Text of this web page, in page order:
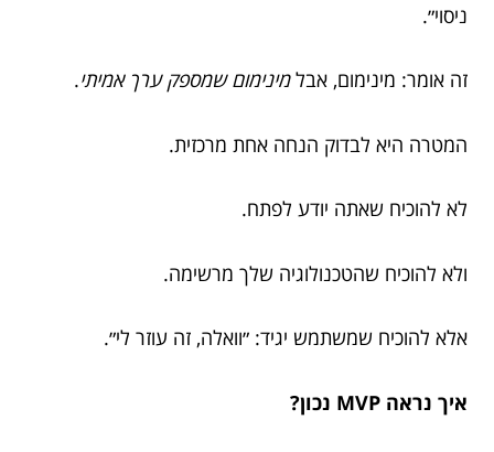
ניסוי״.
זה אומר: מינימום, אבלמינימום שמספק ערך אמיתי.
המטרה היא לבדוק הנחה אחת מרכזית.
לא להוכיח שאתה יודע לפתח.
ולא להוכיח שהטכנולוגיה שלך מרשימה.
אלא להוכיח שמשתמש יגיד: ״וואלה, זה עוזר לי״.
איך נראה MVP נכון?